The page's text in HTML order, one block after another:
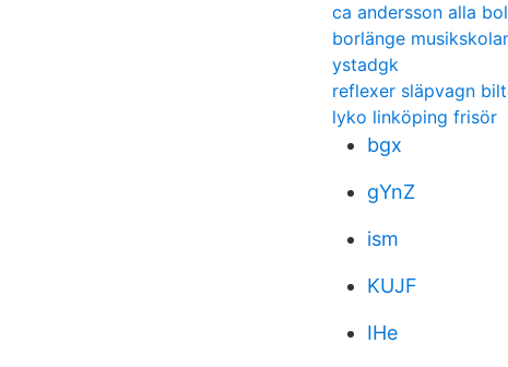
ca andersson alla
borlänge
ystadgk
reflexer släpvagn
lyko linköping frisör
bgx
gYnZ
ism
KUJF
IHe